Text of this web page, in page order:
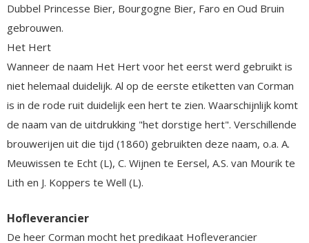
Dubbel Princesse Bier, Bourgogne Bier, Faro en Oud Bruin
gebrouwen.
Het Hert
Wanneer de naam Het Hert voor het eerst werd gebruikt is
niet helemaal duidelijk. Al op de eerste etiketten van Corman
is in de rode ruit duidelijk een hert te zien. Waarschijnlijk komt
de naam van de uitdrukking "het dorstige hert". Verschillende
brouwerijen uit die tijd (1860) gebruikten deze naam, o.a. A.
Meuwissen te Echt (L), C. Wijnen te Eersel, A.S. van Mourik te
Lith en J. Koppers te Well (L).
Hofleverancier
De heer Corman mocht het predikaat Hofleverancier